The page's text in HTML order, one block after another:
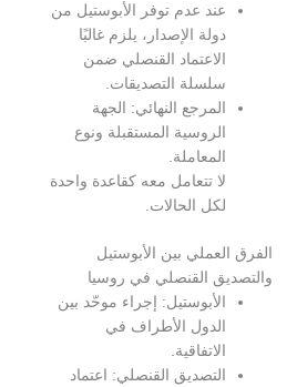
عدم توفر الأبوستيل من
الإصدار، يلزم غالبًا
القنصلي ضمن
التصديقات.
النهائي: الجهة
المستقبلة ونوع
تتعامل معه كقاعدة واحدة
الحالات.
بين الأبوستيل
القنصلي في روسيا
إجراء موحّد بين
الأطراف في
القنصلي: اعتماد